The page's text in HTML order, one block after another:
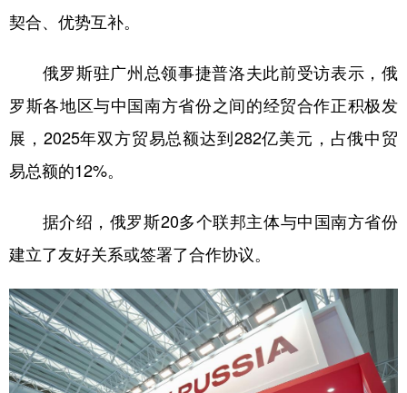
契合、优势互补。
俄罗斯驻广州总领事捷普洛夫此前受访表示，俄
罗斯各地区与中国南方省份之间的经贸合作正积极发
展，2025年双方贸易总额达到282亿美元，占俄中贸
易总额的12%。
据介绍，俄罗斯20多个联邦主体与中国南方省份
建立了友好关系或签署了合作协议。